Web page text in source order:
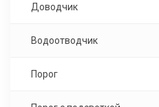
Доводчик
Водоотводчик
Порог